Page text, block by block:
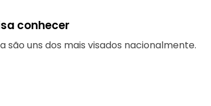
conhecer
uns dos mais visados nacionalmente.